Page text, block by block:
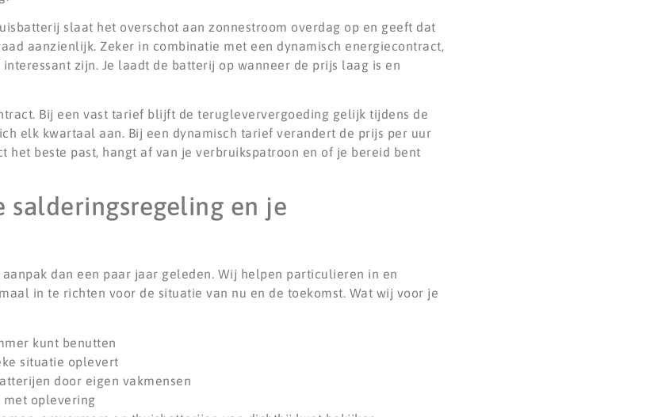
slaat het overschot aan zonnestroom overdag op en geeft dat
aanzienlijk. Zeker in combinatie met een dynamisch energiecontract,
zijn. Je laadt de batterij op wanneer de prijs laag is en
Bij een vast tarief blijft de terugleververgoeding gelijk tijdens de
elk kwartaal aan. Bij een dynamisch tarief verandert de prijs per uur
het beste past, hangt af van je verbruikspatroon en of je bereid bent
salderingsregeling en je
dan een paar jaar geleden. Wij helpen particulieren in en
in te richten voor de situatie van nu en de toekomst. Wat wij voor je
kunt benutten
situatie oplevert
door eigen vakmensen
met oplevering